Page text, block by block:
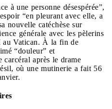
à une personne désespérée”,
“en pleurant avec elle, a
nouvelle catéchèse sur
générale avec les pèlerins
au Vatican. À la fin de
“douleur” et
carcéral après le drame
où une mutinerie a fait 56